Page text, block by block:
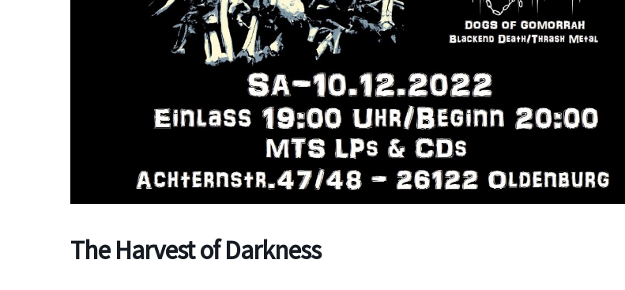
The Harvest of Darkness